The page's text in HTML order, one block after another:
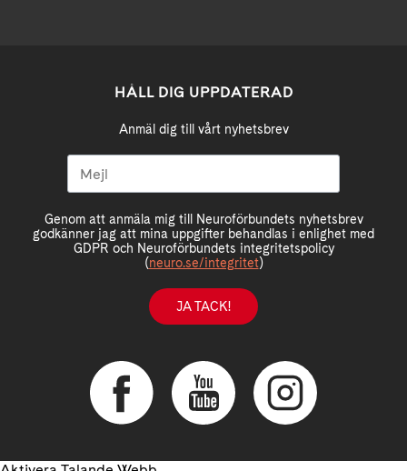
HÅLL DIG UPPDATERAD
Anmäl dig till vårt nyhetsbrev
Genom att anmäla mig till Neuroförbundets nyhetsbrev
godkänner jag att mina uppgifter behandlas i enlighet med
GDPR och Neuroförbundets integritetspolicy
(neuro.se/integritet)
JA TACK!